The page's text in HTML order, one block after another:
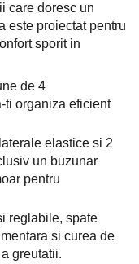
care doresc un
este proiectat pentru
sporit in
de 4
ti organiza eficient
elastice si 2
un buzunar
pentru
reglabile, spate
si curea de
greutatii.